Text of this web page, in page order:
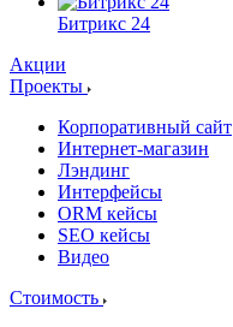
Битрикс 24
Акции
Проекты
Корпоративный сайт
Интернет-магазин
Лэндинг
Интерфейсы
ORM кейсы
SEO кейсы
Видео
Стоимость